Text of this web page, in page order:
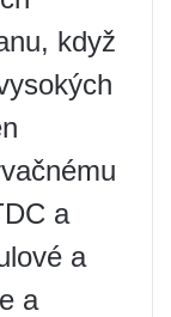
když
a
a
a